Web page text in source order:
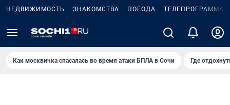
НЕДВИЖИМОСТЬ ЗНАКОМСТВА ПОГОДА ТЕЛЕПРОГРАММА
Как москвичка спасалась во время атаки БПЛА в Сочи Где